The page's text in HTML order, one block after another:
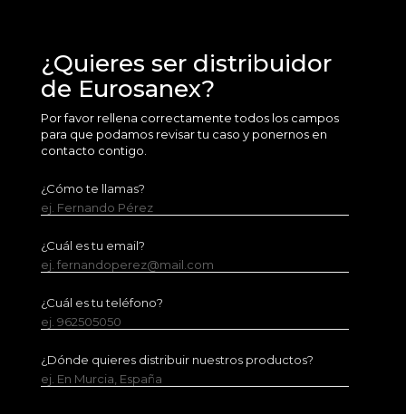
¿Quieres ser distribuidor
de Eurosanex?
Por favor rellena correctamente todos los campos
para que podamos revisar tu caso y ponernos en
contacto contigo.
¿Cómo te llamas?
ej. Fernando Pérez
¿Cuál es tu email?
ej. fernandoperez@mail.com
¿Cuál es tu teléfono?
ej. 962505050
¿Dónde quieres distribuir nuestros productos?
ej. En Murcia, España